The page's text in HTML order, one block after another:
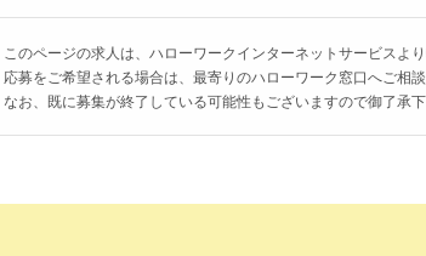
このページの求人は、ハローワークインターネットサービスより
応募をご希望される場合は、最寄りのハローワーク窓口へご相談
なお、既に募集が終了している可能性もございますので御了承下